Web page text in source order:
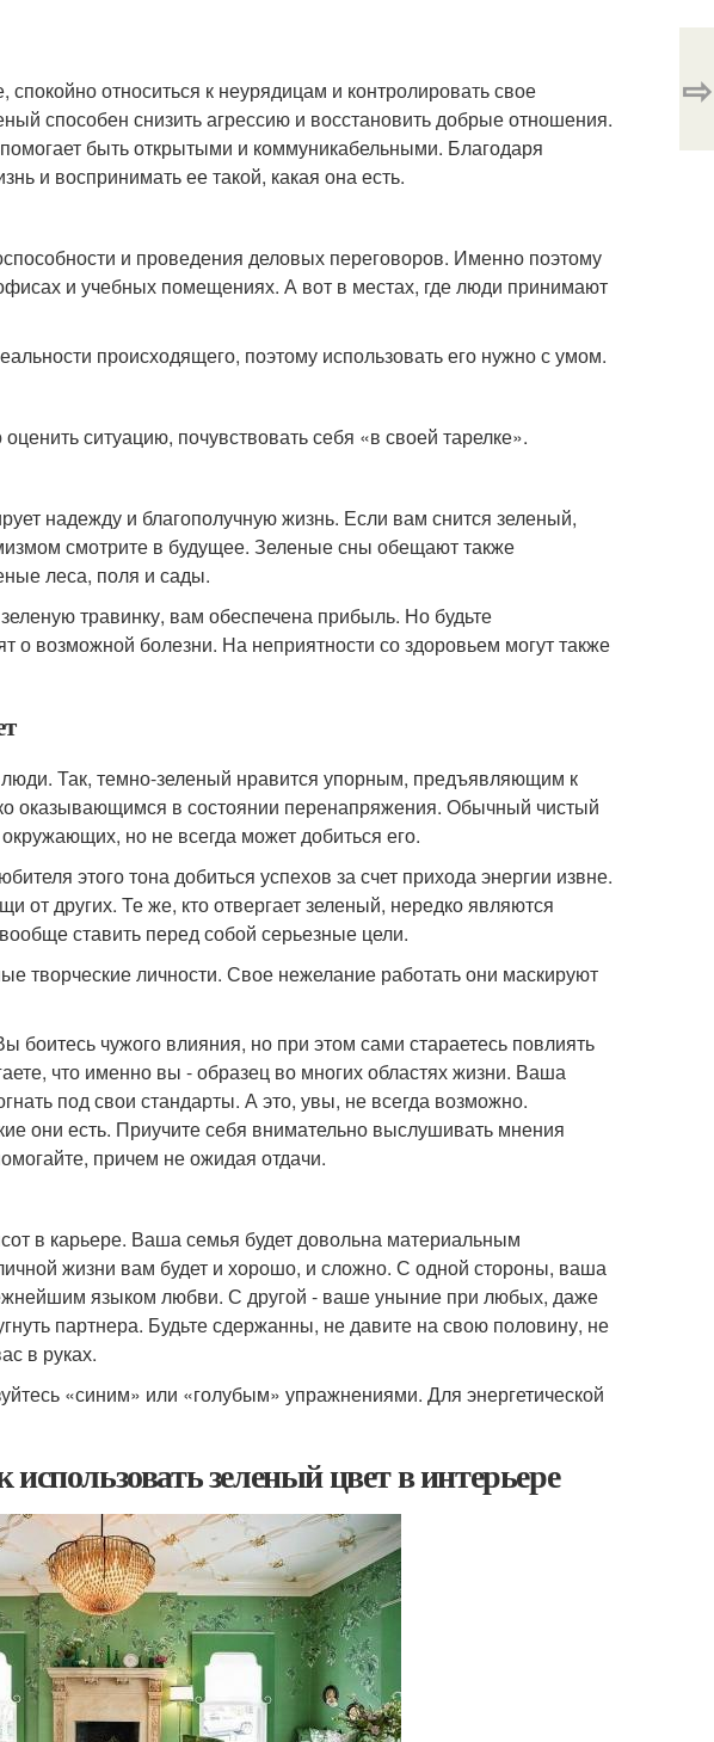
относиться к неурядицам и контролировать свое
способен снизить агрессию и восстановить добрые отношения.
быть открытыми и коммуникабельными. Благодаря
и воспринимать ее такой, какая она есть.
и проведения деловых переговоров. Именно поэтому
и учебных помещениях. А вот в местах, где люди принимают
происходящего, поэтому использовать его нужно с умом.
ситуацию, почувствовать себя «в своей тарелке».
надежду и благополучную жизнь. Если вам снится зеленый,
смотрите в будущее. Зеленые сны обещают также
леса, поля и сады.
травинку, вам обеспечена прибыль. Но будьте
о возможной болезни. На неприятности со здоровьем могут также
Так, темно-зеленый нравится упорным, предъявляющим к
оказывающимся в состоянии перенапряжения. Обычный чистый
но не всегда может добиться его.
этого тона добиться успехов за счет прихода энергии извне.
от других. Те же, кто отвергает зеленый, нередко являются
ставить перед собой серьезные цели.
творческие личности. Свое нежелание работать они маскируют
боитесь чужого влияния, но при этом сами стараетесь повлиять
что именно вы - образец во многих областях жизни. Ваша
под свои стандарты. А это, увы, не всегда возможно.
они есть. Приучите себя внимательно выслушивать мнения
причем не ожидая отдачи.
в карьере. Ваша семья будет довольна материальным
жизни вам будет и хорошо, и сложно. С одной стороны, ваша
языком любви. С другой - ваше уныние при любых, даже
партнера. Будьте сдержанны, не давите на свою половину, не
в руках.
«синим» или «голубым» упражнениями. Для энергетической
зеленый цвет в интерьере
⇨